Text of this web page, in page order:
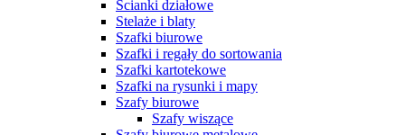
Ścianki działowe
Stelaże i blaty
Szafki biurowe
Szafki i regały do sortowania
Szafki kartotekowe
Szafki na rysunki i mapy
Szafy biurowe
Szafy wiszące